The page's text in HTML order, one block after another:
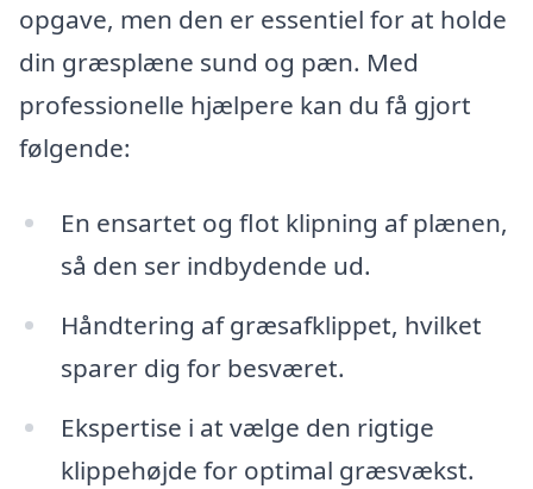
opgave, men den er essentiel for at holde
din græsplæne sund og pæn. Med
professionelle hjælpere kan du få gjort
følgende:
En ensartet og flot klipning af plænen,
så den ser indbydende ud.
Håndtering af græsafklippet, hvilket
sparer dig for besværet.
Ekspertise i at vælge den rigtige
klippehøjde for optimal græsvækst.